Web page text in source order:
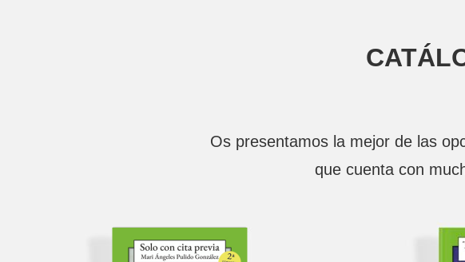
Os presentamos la mejor de las
que cuenta con